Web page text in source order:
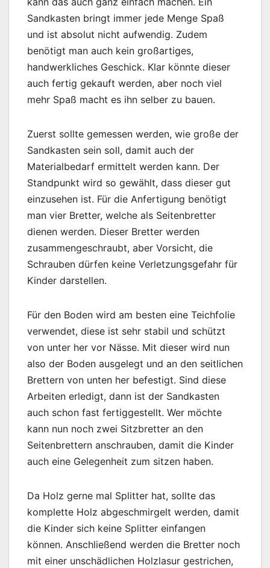
Sandkasten bringt immer jede Menge Spaß
und ist absolut nicht aufwendig. Zudem
benötigt man auch kein großartiges,
handwerkliches Geschick. Klar könnte dieser
auch fertig gekauft werden, aber noch viel
mehr Spaß macht es ihn selber zu bauen.
Zuerst sollte gemessen werden, wie große der
Sandkasten sein soll, damit auch der
Materialbedarf ermittelt werden kann. Der
Standpunkt wird so gewählt, dass dieser gut
einzusehen ist. Für die Anfertigung benötigt
man vier Bretter, welche als Seitenbretter
dienen werden. Dieser Bretter werden
zusammengeschraubt, aber Vorsicht, die
Schrauben dürfen keine Verletzungsgefahr für
Kinder darstellen.
Für den Boden wird am besten eine Teichfolie
verwendet, diese ist sehr stabil und schützt
von unter her vor Nässe. Mit dieser wird nun
also der Boden ausgelegt und an den seitlichen
Brettern von unten her befestigt. Sind diese
Arbeiten erledigt, dann ist der Sandkasten
auch schon fast fertiggestellt. Wer möchte
kann nun noch zwei Sitzbretter an den
Seitenbrettern anschrauben, damit die Kinder
auch eine Gelegenheit zum sitzen haben.
Da Holz gerne mal Splitter hat, sollte das
komplette Holz abgeschmirgelt werden, damit
die Kinder sich keine Splitter einfangen
können. Anschließend werden die Bretter noch
mit einer unschädlichen Holzlasur gestrichen,